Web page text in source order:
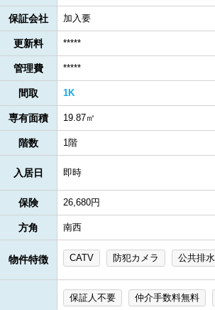
保証会社 加入要
更新料 *****
管理費 *****
間取 1K
専有面積 19.87㎡
階数 1階
入居日 即時
保険 26,680円
方角 南西
物件特徴 CATV 防犯カメラ 公共排水
保証人不要 仲介手数料無料